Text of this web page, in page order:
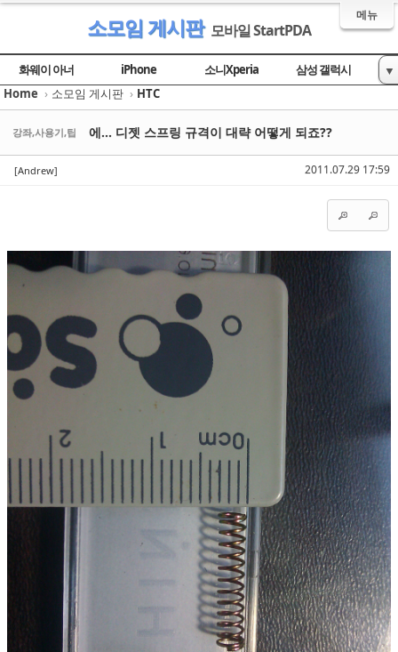
메뉴
소모임 게시판 모바일 StartPDA
화웨이 아너 iPhone 소니Xperia
삼성 갤럭시
LG 옵티머스
▼
팬택 베가
IM+ 사용자모임
안드로이드폰
Home › 소모임 게시판 › HTC
강좌,사용기,팁
2011.07.29 17:59
에... 디젯 스프링 규격이 대략 어떻게 되죠??
[Andrew]
Sketchbook5, 스케치북5
Sketchbook5, 스케치북5
Sketchbook5, 스케치북5
Sketchbook5, 스케치북5